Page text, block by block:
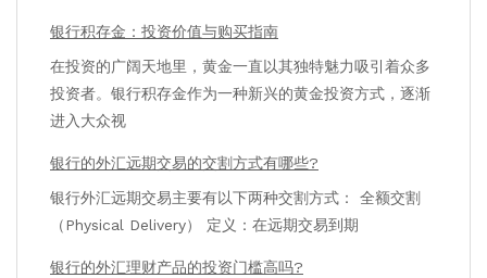
银行积存金：投资价值与购买指南
在投资的广阔天地里，黄金一直以其独特魅力吸引着众多
投资者。银行积存金作为一种新兴的黄金投资方式，逐渐
进入大众视
银行的外汇远期交易的交割方式有哪些?
银行外汇远期交易主要有以下两种交割方式： 全额交割
（Physical Delivery） 定义：在远期交易到期
银行的外汇理财产品的投资门槛高吗?